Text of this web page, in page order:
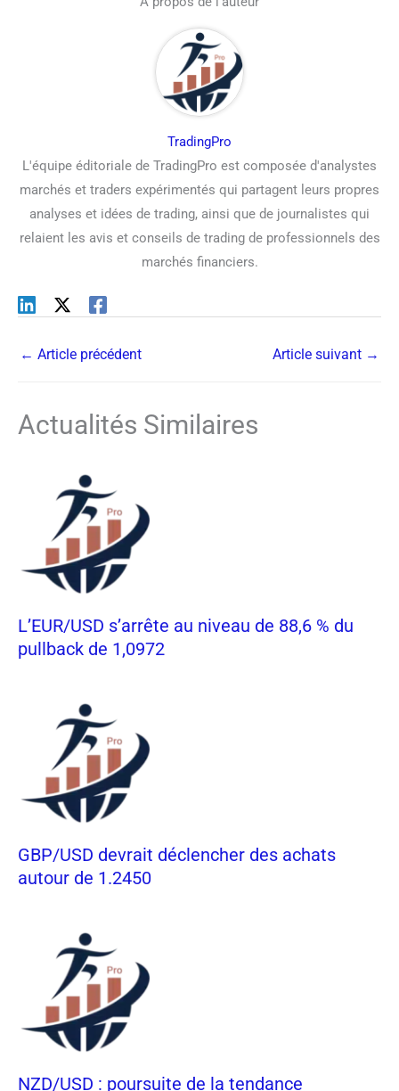
TradingPro
L'équipe éditoriale de TradingPro est composée d'analystes
marchés et traders expérimentés qui partagent leurs propres
analyses et idées de trading, ainsi que de journalistes qui
relaient les avis et conseils de trading de professionnels des
marchés financiers.
← Article précédent Article suivant →
Actualités Similaires
L’EUR/USD s’arrête au niveau de 88,6 % du
pullback de 1,0972
GBP/USD devrait déclencher des achats
autour de 1.2450
NZD/USD : poursuite de la tendance